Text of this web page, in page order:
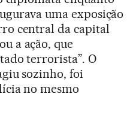
uma exposição
central da capital
a ação, que
terrorista”. O
sozinho, foi
no mesmo